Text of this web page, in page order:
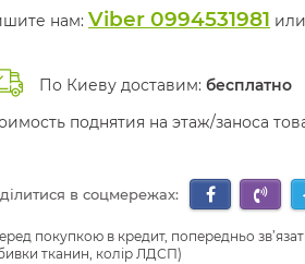
нам: Viber 0994531981 или
По Киеву доставим: бесплатно
поднятия на этаж/заноса
в соцмережах:
покупкою в кредит, попередньо
тканин, колір ЛДСП)